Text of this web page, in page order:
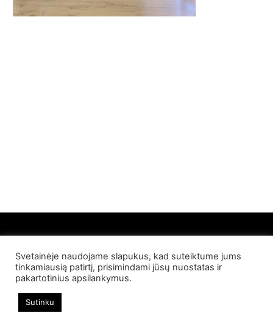
© 2022 Palangos NT. Visos teisės saugomos
Svetainėje naudojame slapukus, kad suteiktume jums
tinkamiausią patirtį, prisimindami jūsų nuostatas ir
pakartotinius apsilankymus.
Sutinku